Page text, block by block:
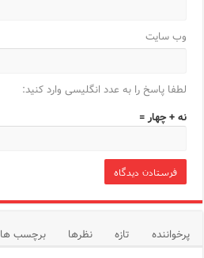
وب‌ سایت
لطفا پاسخ را به عدد انگلیسی وارد کنید:
نه + چهار =
پرخواننده تازه نظرها
برچسب ها